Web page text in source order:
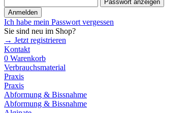
Passwort anzeigen
Anmelden
Ich habe mein Passwort vergessen
Sie sind neu im Shop?
→ Jetzt registrieren
Kontakt
0 Warenkorb
Verbrauchsmaterial
Praxis
Praxis
Abformung & Bissnahme
Abformung & Bissnahme